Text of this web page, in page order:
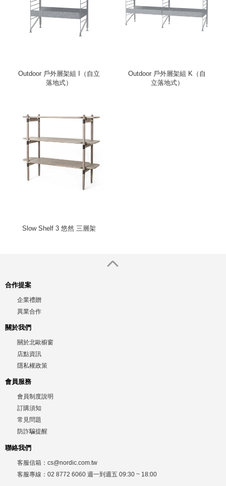
Outdoor 戶外層架組 I（自立
落地式）
Outdoor 戶外層架組 K（自
立落地式）
Slow Shelf 3 悠然 三層架
合作提案
企業禮贈
異業合作
關於我們
關於北歐櫥窗
店點資訊
隱私權政策
會員服務
會員制度說明
訂購須知
常見問題
防詐騙提醒
聯絡我們
客服信箱： cs@nordic.com.tw
客服專線： 02 8772 6060 週一到週五 09:30 ~ 18:00